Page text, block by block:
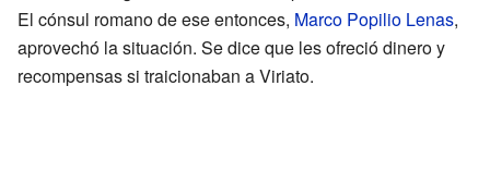
El cónsul romano de ese entonces, Marco Popilio Lenas,
aprovechó la situación. Se dice que les ofreció dinero y
recompensas si traicionaban a Viriato.